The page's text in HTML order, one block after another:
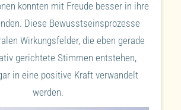
konnten mit Freude besser in ihre
Diese Bewusstseinsprozesse
Wirkungsfelder, die eben gerade
gerichtete Stimmen entstehen,
in eine positive Kraft verwandelt
werden.